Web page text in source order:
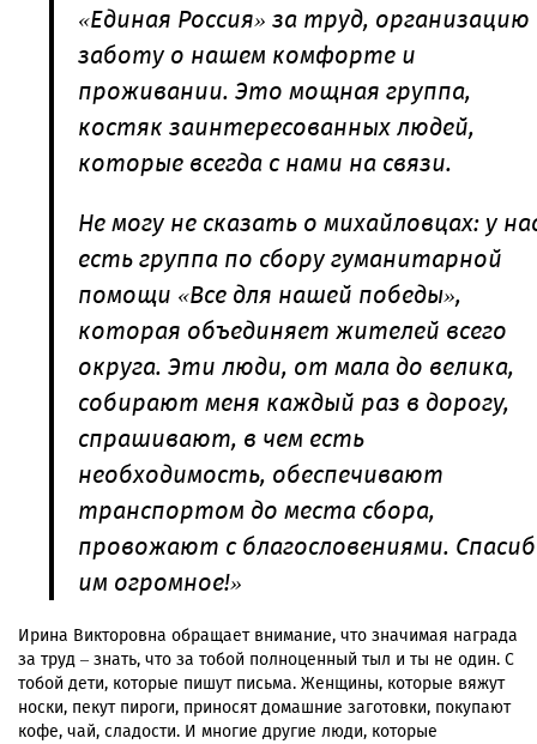
«Единая Россия» за труд, организацию
заботу о нашем комфорте и
проживании. Это мощная группа,
костяк заинтересованных людей,
которые всегда с нами на связи.
Не могу не сказать о михайловцах: у
есть группа по сбору гуманитарной
помощи «Все для нашей победы»,
которая объединяет жителей всего
округа. Эти люди, от мала до велика,
собирают меня каждый раз в дорогу,
спрашивают, в чем есть
необходимость, обеспечивают
транспортом до места сбора,
провожают с благословениями.
им огромное!»
Ирина Викторовна обращает внимание, что значимая награда
за труд – знать, что за тобой полноценный тыл и ты не один. С
тобой дети, которые пишут письма. Женщины, которые вяжут
носки, пекут пироги, приносят домашние заготовки, покупают
кофе, чай, сладости. И многие другие люди, которые